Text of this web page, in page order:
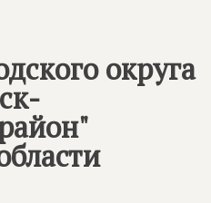
округа